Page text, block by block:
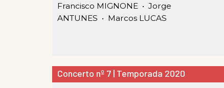
Francisco MIGNONE • Jorge
ANTUNES • Marcos LUCAS
Concerto nº 7 | Temporada 2020